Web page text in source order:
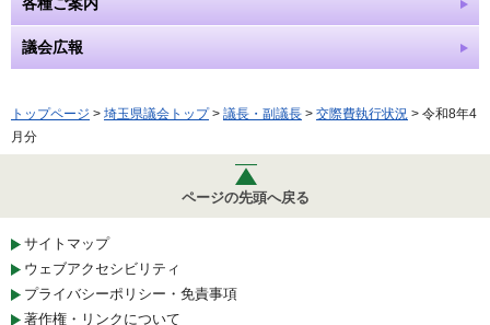
議会広報
トップページ > 埼玉県議会トップ> 議長・副議長 > 交際費執行状況 > 令和8年4
月分
ページの先頭へ戻る
サイトマップ
ウェブアクセシビリティ
プライバシーポリシー・免責事項
著作権・リンクについて